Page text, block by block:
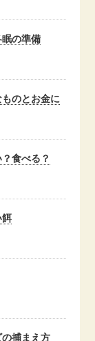
の準備
のとお金に
食べる？
餌
捕まえ方